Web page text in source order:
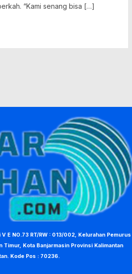
“Kami senang bisa […]
E NO.73 RT/RW : 013/002, Kelurahan Pemurus
Timur, Kota Banjarmasin Provinsi Kalimantan
Kode Pos : 70236.